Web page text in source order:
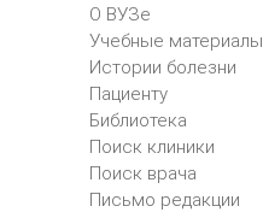
О ВУЗе
Учебные материалы
Истории болезни
Пациенту
Библиотека
Поиск клиники
Поиск врача
Письмо редакции